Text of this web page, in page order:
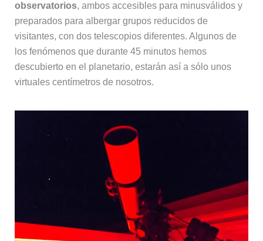
observatorios, ambos accesibles para minusválidos y
preparados para albergar grupos reducidos de
visitantes, con dos telescopios diferentes. Algunos de
los fenómenos que durante 45 minutos hemos
descubierto en el planetario, estarán así a sólo unos
virtuales centímetros de nosotros.